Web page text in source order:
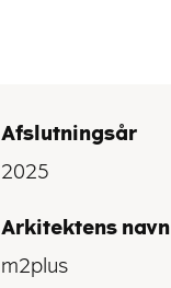
Afslutningsår
2025
Arkitektens navn
m2plus